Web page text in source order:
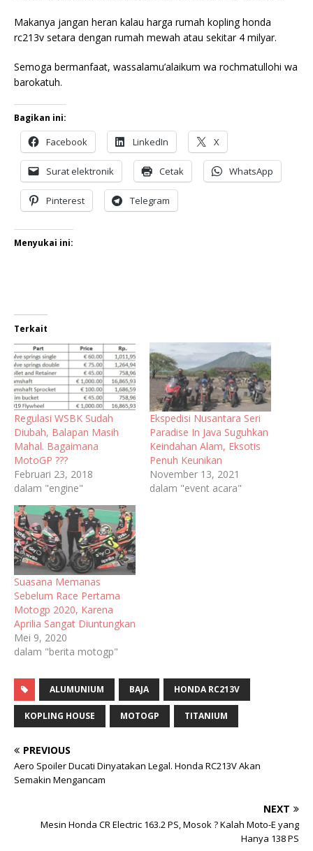
Makanya jangan heran kalau harga rumah kopling honda
rc213v setara dengan rumah mewah atau sekitar 4 milyar.
Semoga bermanfaat, wassalamu’alaikum wa rochmatullohi wa
barokatuh.
Bagikan ini:
Facebook LinkedIn X
Surat elektronik Cetak WhatsApp
Pinterest Telegram
Menyukai ini:
Terkait
Regulasi WSBK Sudah
Diubah, Balapan Masih
Mahal. Bagaimana
MotoGP ???
Februari 23, 2018
dalam "engine"
Ekspedisi Nusantara Seri
Paradise In Java Suguhkan
Keindahan Alam, Eksotis
Penuh Keunikan
November 13, 2021
dalam "event acara"
Suasana Memanas
Sebelum Race Pertama
Motogp 2020, Karena
Aprilia Sangat Diuntungkan
Mei 9, 2020
dalam "berita motogp"
ALUMUNIUM BAJA HONDA RC213V
KOPLING HOUSE MOTOGP TITANIUM
PREVIOUS
Aero Spoiler Ducati Dinyatakan Legal. Honda RC213V Akan
Semakin Mengancam
NEXT
Mesin Honda CR Electric 163.2 PS, Mosok ? Kalah Moto-E yang
Hanya 138 PS